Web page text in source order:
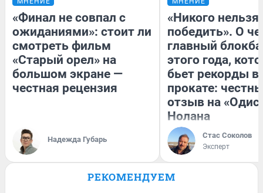
«Финал не совпал с
ожиданиями»: стоит ли
смотреть фильм
«Старый орел» на
большом экране —
честная рецензия
Надежда Губарь
«Никого нельзя
победить». О
главный
этого года,
бьет рекорды в
прокате:
отзыв на
Нолана
Стас Соколов
Эксперт
РЕКОМЕНДУЕМ